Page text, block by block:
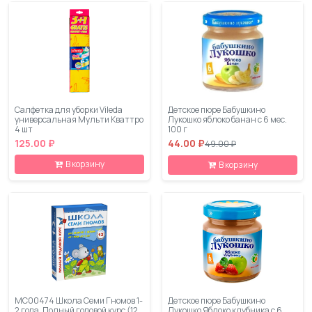
Салфетка для уборки Vileda
универсальная Мульти Кваттро
4 шт
125.00 ₽
В корзину
Детское пюре Бабушкино
Лукошко яблоко банан с 6 мес.
100 г
44.00 ₽49.00 ₽
В корзину
МС00474 Школа Семи Гномов 1-
Детское пюре Бабушкино